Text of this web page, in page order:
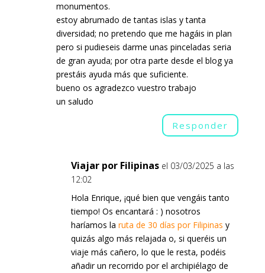
monumentos.
estoy abrumado de tantas islas y tanta
diversidad; no pretendo que me hagáis in plan
pero si pudieseis darme unas pinceladas seria
de gran ayuda; por otra parte desde el blog ya
prestáis ayuda más que suficiente.
bueno os agradezco vuestro trabajo
un saludo
Responder
Viajar por Filipinas el 03/03/2025 a las
12:02
Hola Enrique, ¡qué bien que vengáis tanto
tiempo! Os encantará : ) nosotros
haríamos la ruta de 30 días por Filipinas y
quizás algo más relajada o, si queréis un
viaje más cañero, lo que le resta, podéis
añadir un recorrido por el archipiélago de